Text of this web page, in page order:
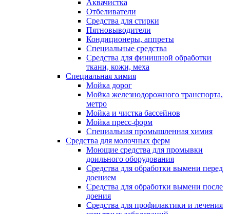
Аквачистка
Отбеливатели
Средства для стирки
Пятновыводители
Кондиционеры, аппреты
Специальные средства
Средства для финишной обработки
ткани, кожи, меха
Специальная химия
Мойка дорог
Мойка железнодорожного транспорта,
метро
Мойка и чистка бассейнов
Мойка пресс-форм
Специальная промышленная химия
Средства для молочных ферм
Моющие средства для промывки
доильного оборудования
Средства для обработки вымени перед
доением
Средства для обработки вымени после
доения
Средства для профилактики и лечения